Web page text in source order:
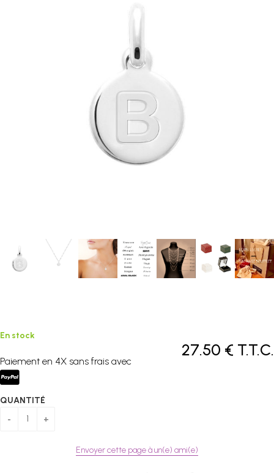
27.50 € T.T.C.
En stock
Paiement en 4X sans frais avec
QUANTITÉ
Envoyer cette page à un(e) ami(e)